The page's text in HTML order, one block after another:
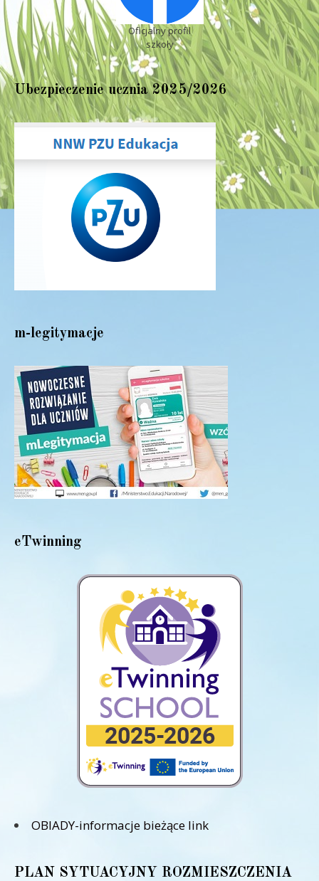
Oficjalny profil
szkoły
Ubezpieczenie ucznia 2025/2026
m-legitymacje
eTwinning
OBIADY-informacje bieżące link
PLAN SYTUACYJNY ROZMIESZCZENIA